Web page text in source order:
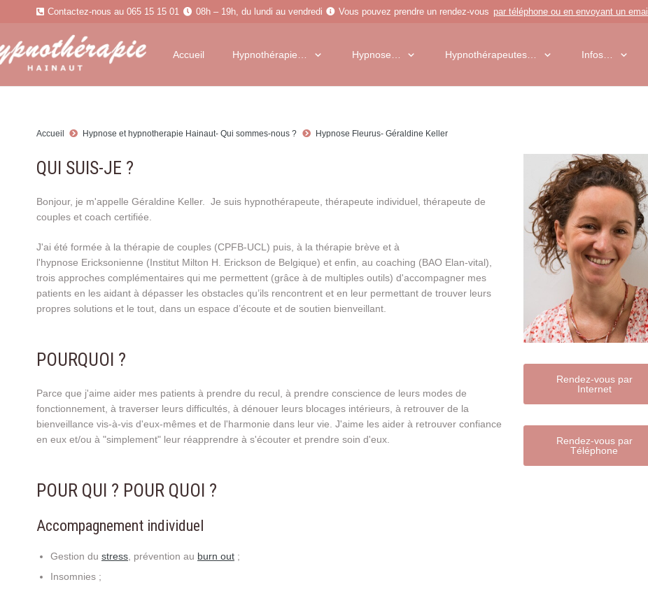
Contactez-nous au 065 15 15 01 08h – 19h, du lundi au vendredi Vous pouvez prendre un rendez-vous par téléphone ou en envoyant un email
Accueil Hypnothérapie… Hypnose… Hypnothérapeutes… Infos…
Accueil Hypnose et hypnotherapie Hainaut- Qui sommes-nous ? Hypnose Fleurus- Géraldine Keller
QUI SUIS-JE ?
Bonjour, je m'appelle Géraldine Keller. Je suis hypnothérapeute, thérapeute individuel, thérapeute de
couples et coach certifiée.
J'ai été formée à la thérapie de couples (CPFB-UCL) puis, à la thérapie brève et à
l'hypnose Ericksonienne (Institut Milton H. Erickson de Belgique) et enfin, au coaching (BAO Elan-vital),
trois approches complémentaires qui me permettent (grâce à de multiples outils) d'accompagner mes
patients en les aidant à dépasser les obstacles qu’ils rencontrent et en leur permettant de trouver leurs
propres solutions et le tout, dans un espace d’écoute et de soutien bienveillant.
POURQUOI ?
Parce que j'aime aider mes patients à prendre du recul, à prendre conscience de leurs modes de
fonctionnement, à traverser leurs difficultés, à dénouer leurs blocages intérieurs, à retrouver de la
bienveillance vis-à-vis d'eux-mêmes et de l'harmonie dans leur vie. J'aime les aider à retrouver confiance
en eux et/ou à "simplement" leur réapprendre à s'écouter et prendre soin d'eux.
POUR QUI ? POUR QUOI ?
Accompagnement individuel
Gestion du stress , prévention au burn out ;
Insomnies ;
Rendez-vous par
Internet
Rendez-vous par
Téléphone